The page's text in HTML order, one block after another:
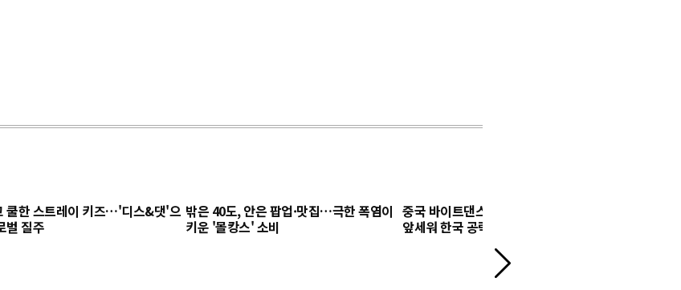
쿨한 스트레이 키즈…'디스&댓'으
벌 질주
밖은 40도, 안은 팝업·맛집…극한 폭염이
키운 '몰캉스' 소비
중국 바이트댄스, AI 영상모델 '시댄스 2.5'
앞세워 한국 공략 본격화
다